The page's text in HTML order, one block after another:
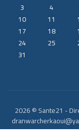
3
4
10
11
17
18
24
25
31
2026 © Sante21 -